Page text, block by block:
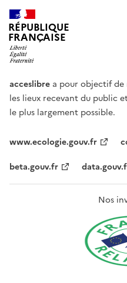
RÉPUBLIQUE
FRANÇAISE
acceslibre a pour objectif de
les lieux recevant du public
le plus largement possible.
www.ecologie.gouv.fr
beta.gouv.fr
Nos